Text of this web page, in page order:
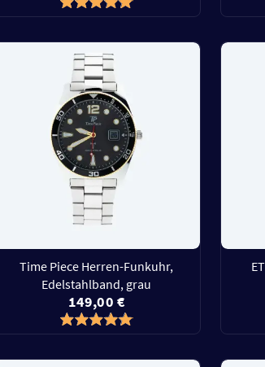
Time Piece Herren-Funkuhr,
Edelstahlband, grau
149,00 €